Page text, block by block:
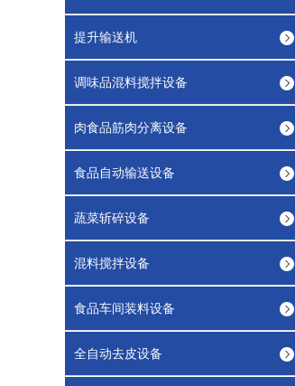
提升输送机
调味品混料搅拌设备
肉食品筋肉分离设备
食品自动输送设备
蔬菜斩碎设备
混料搅拌设备
食品车间装料设备
全自动去皮设备